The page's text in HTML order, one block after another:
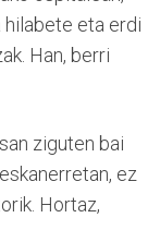
hilabete eta erdi
Han, berri
ziguten bai
ez
Hortaz,